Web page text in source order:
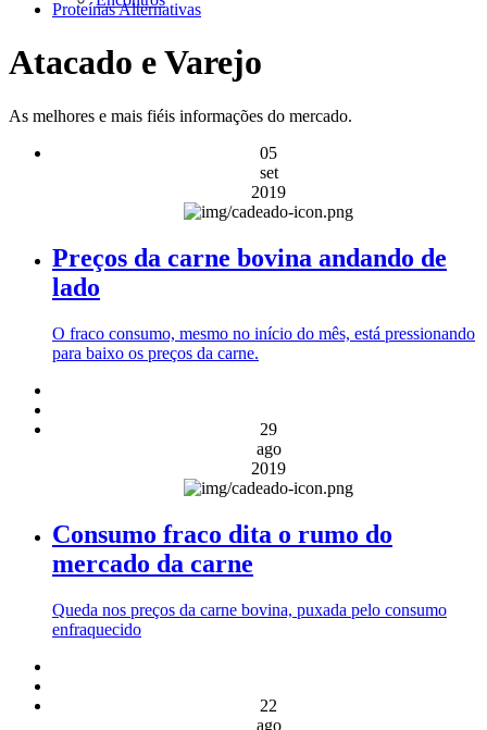
Proteínas Alternativas
Atacado e Varejo
As melhores e mais fiéis informações do mercado.
05
set
2019
Preços da carne bovina andando de
lado
O fraco consumo, mesmo no início do mês, está pressionando
para baixo os preços da carne.
29
ago
2019
Consumo fraco dita o rumo do
mercado da carne
Queda nos preços da carne bovina, puxada pelo consumo
enfraquecido
22
ago